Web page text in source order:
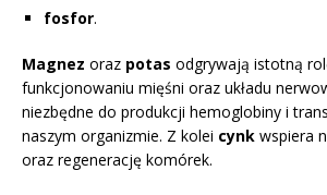
fosfor.
Magnez oraz potas odgrywają istotną
funkcjonowaniu mięśni oraz układu
niezbędne do produkcji hemoglobiny i
naszym organizmie. Z kolei cynk wspiera
oraz regenerację komórek.